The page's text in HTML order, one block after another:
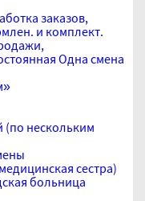
заказов,
и комплект.
Одна смена
нескольким
сестра)
больница